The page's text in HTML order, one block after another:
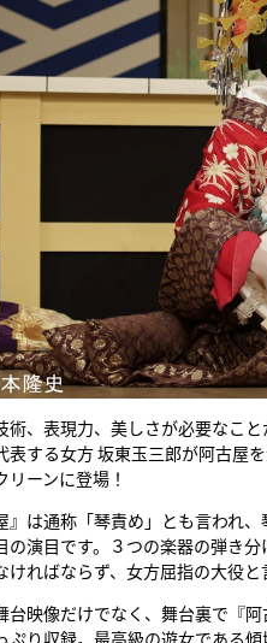
術、表現力、美しさが必要なこ
表する女方 坂東玉三郎が阿古屋
リーンに登場！
』は通称「琴責め」とも言われ
の演目です。３つの楽器の弾き
ければならず、女方屈指の大役と
台映像だけでなく、舞台裏で『